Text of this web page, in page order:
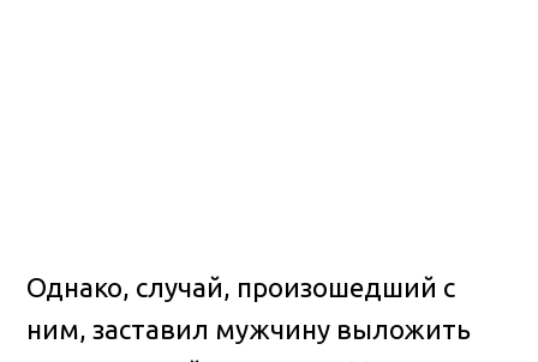
Однако, случай, произошедший с
ним, заставил мужчину выложить